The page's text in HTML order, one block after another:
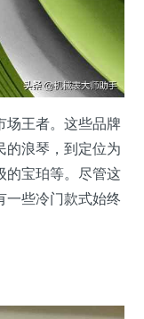
场王者。这些品牌
的浪琴，到定位为
的宝珀等。尽管这
一些冷门款式始终